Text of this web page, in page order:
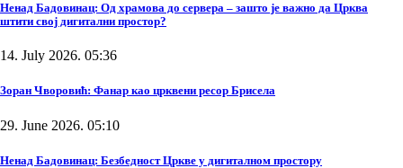
Ненад Бадовинац: Од храмова до сервера – зашто је важно да Црква
штити свој дигитални простор?
14. July 2026. 05:36
Зоран Чворовић: Фанар као црквени ресор Брисела
29. June 2026. 05:10
Ненад Бадовинац: Безбедност Цркве у дигиталном простору